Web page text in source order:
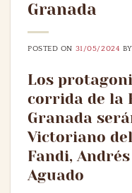
Granada
POSTED ON 31/05/2024
Los
corrida de la
Granada
Victoriano
Fandi,
Aguado